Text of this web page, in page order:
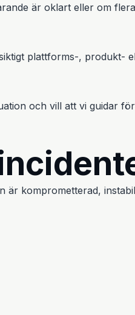
är oklart eller om
plattforms-, produkt-
och vill att vi guidar
är komprometterad,